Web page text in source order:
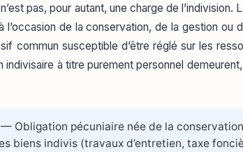
pas, pour autant, une charge de l’indivision.
de la conservation, de la gestion ou
commun susceptible d’être réglé sur les
à titre purement personnel
— Obligation pécuniaire née de la
biens indivis (travaux d’entretien, taxe